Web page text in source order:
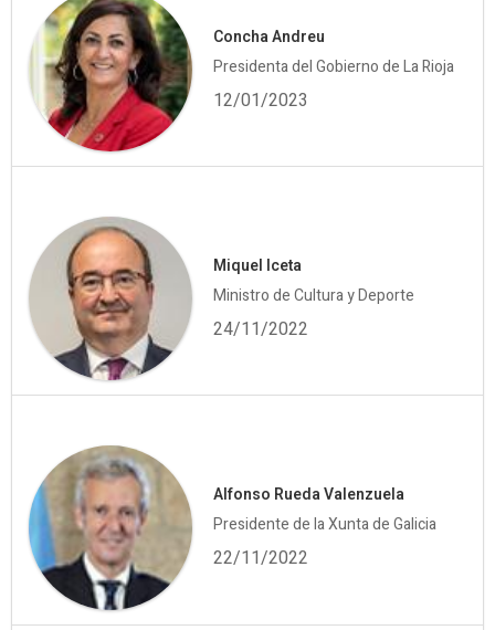
Concha Andreu
Presidenta del Gobierno de La Rioja
12/01/2023
Miquel Iceta
Ministro de Cultura y Deporte
24/11/2022
Alfonso Rueda Valenzuela
Presidente de la Xunta de Galicia
22/11/2022